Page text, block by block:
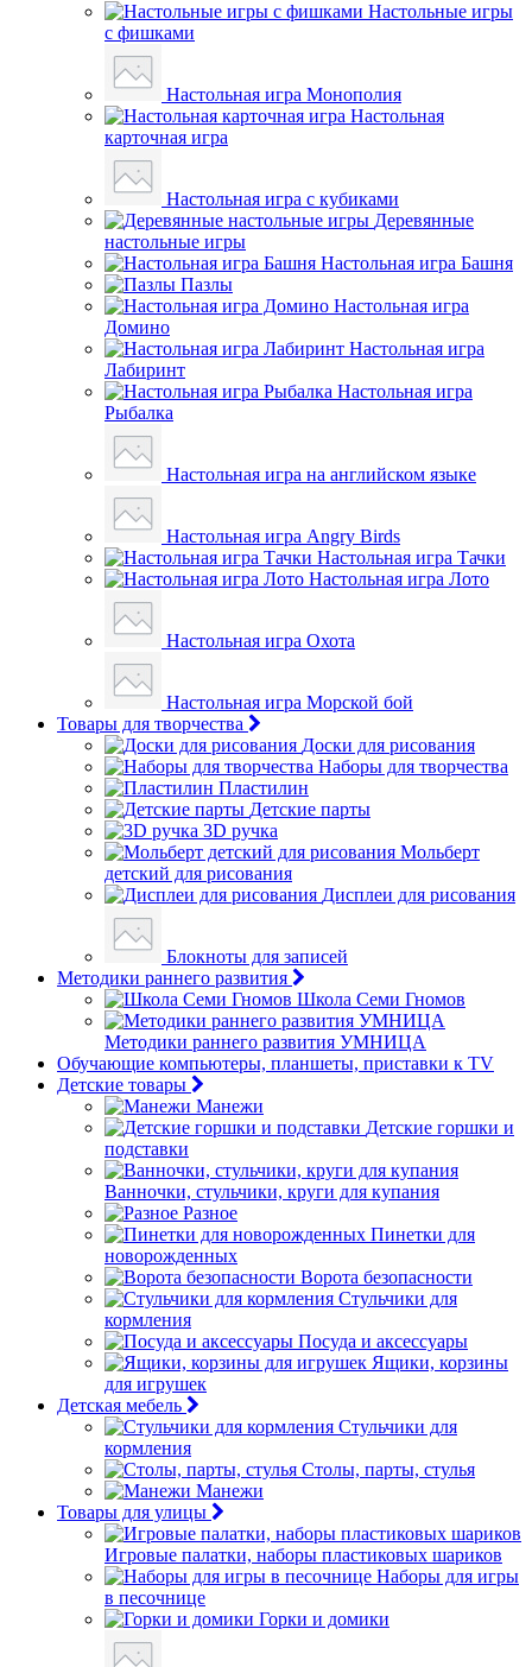
Настольные игры
с фишками
Настольная игра Монополия
Настольная
карточная игра
Настольная игра с кубиками
Деревянные
настольные игры
Настольная игра Башня
Пазлы
Настольная игра
Домино
Настольная игра
Лабиринт
Настольная игра
Рыбалка
Настольная игра на английском языке
Настольная игра Angry Birds
Настольная игра Тачки
Настольная игра Лото
Настольная игра Охота
Настольная игра Морской бой
Товары для творчества
Доски для рисования
Наборы для творчества
Пластилин
Детские парты
3D ручка
Мольберт
детский для рисования
Дисплеи для рисования
Блокноты для записей
Методики раннего развития
Школа Семи Гномов
Методики раннего развития УМНИЦА
Обучающие компьютеры, планшеты, приставки к TV
Детские товары
Манежи
Детские горшки и
подставки
Ванночки, стульчики, круги для купания
Разное
Пинетки для
новорожденных
Ворота безопасности
Стульчики для
кормления
Посуда и аксессуары
Ящики, корзины
для игрушек
Детская мебель
Стульчики для
кормления
Столы, парты, стулья
Манежи
Товары для улицы
Игровые палатки, наборы пластиковых шариков
Наборы для игры
в песочнице
Горки и домики